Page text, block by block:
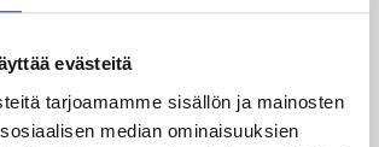
evästeitä
tarjoamamme sisällön ja mainosten
median ominaisuuksien
94-76 (44-36). Awak Kuier tilastoi
yhdeksässä ja puolessa minuutissa
yhden levypallon ja kaksi